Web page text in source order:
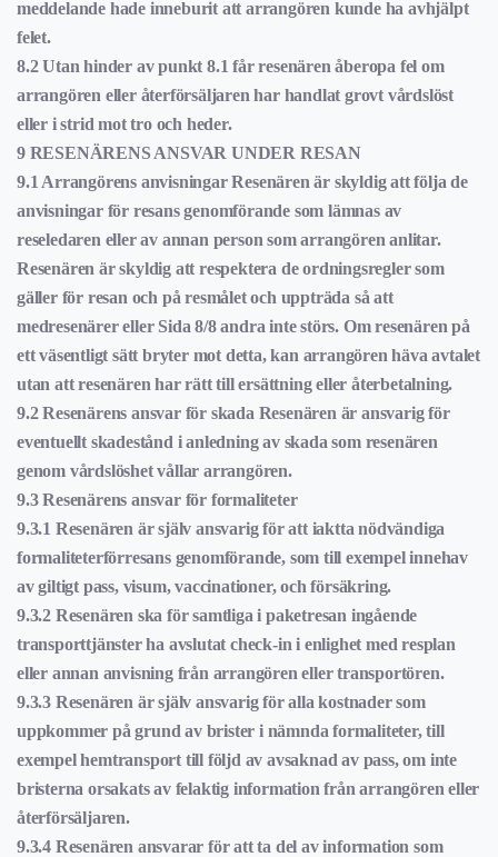
meddelande hade inneburit att arrangören kunde ha avhjälpt
felet.
8.2 Utan hinder av punkt 8.1 får resenären åberopa fel om
arrangören eller återförsäljaren har handlat grovt vårdslöst
eller i strid mot tro och heder.
9 RESENÄRENS ANSVAR UNDER RESAN
9.1 Arrangörens anvisningar Resenären är skyldig att följa de
anvisningar för resans genomförande som lämnas av
reseledaren eller av annan person som arrangören anlitar.
Resenären är skyldig att respektera de ordningsregler som
gäller för resan och på resmålet och uppträda så att
medresenärer eller Sida 8/8 andra inte störs. Om resenären på
ett väsentligt sätt bryter mot detta, kan arrangören häva avtalet
utan att resenären har rätt till ersättning eller återbetalning.
9.2 Resenärens ansvar för skada Resenären är ansvarig för
eventuellt skadestånd i anledning av skada som resenären
genom vårdslöshet vållar arrangören.
9.3 Resenärens ansvar för formaliteter
9.3.1 Resenären är själv ansvarig för att iaktta nödvändiga
formaliteterförresans genomförande, som till exempel innehav
av giltigt pass, visum, vaccinationer, och försäkring.
9.3.2 Resenären ska för samtliga i paketresan ingående
transporttjänster ha avslutat check-in i enlighet med resplan
eller annan anvisning från arrangören eller transportören.
9.3.3 Resenären är själv ansvarig för alla kostnader som
uppkommer på grund av brister i nämnda formaliteter, till
exempel hemtransport till följd av avsaknad av pass, om inte
bristerna orsakats av felaktig information från arrangören eller
återförsäljaren.
9.3.4 Resenären ansvarar för att ta del av information som